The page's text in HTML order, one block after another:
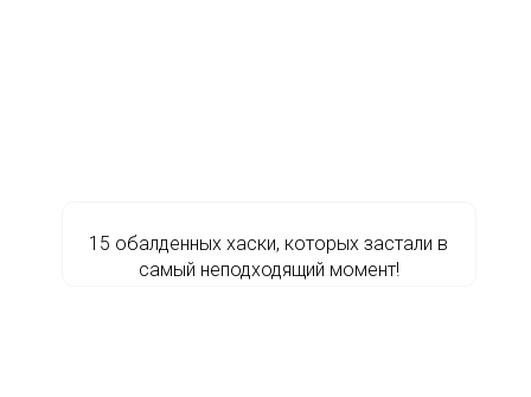
15 обалденных хаски, которых застали в
самый неподходящий момент!